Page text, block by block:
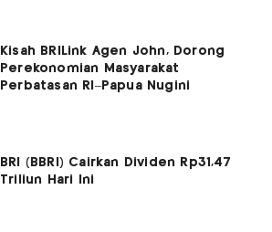
Kisah BRILink Agen John, Dorong
Perekonomian Masyarakat
Perbatasan RI–Papua Nugini
BRI (BBRI) Cairkan Dividen Rp31,47
Triliun Hari Ini